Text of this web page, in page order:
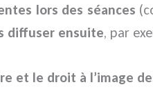
lors des séances
diffuser ensuite, par
et le droit à l’image